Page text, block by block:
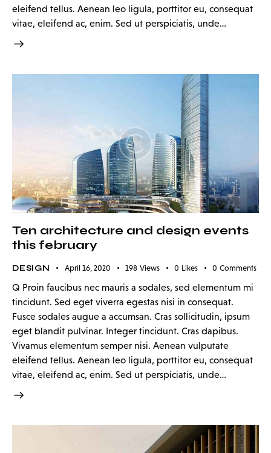
eleifend tellus. Aenean leo ligula, porttitor eu, consequat
vitae, eleifend ac, enim. Sed ut perspiciatis, unde…
Ten architecture and design events
this february
DESIGN April 16, 2020 198 Views 0 Likes 0 Comments
Q Proin faucibus nec mauris a sodales, sed elementum mi
tincidunt. Sed eget viverra egestas nisi in consequat.
Fusce sodales augue a accumsan. Cras sollicitudin, ipsum
eget blandit pulvinar. Integer tincidunt. Cras dapibus.
Vivamus elementum semper nisi. Aenean vulputate
eleifend tellus. Aenean leo ligula, porttitor eu, consequat
vitae, eleifend ac, enim. Sed ut perspiciatis, unde…